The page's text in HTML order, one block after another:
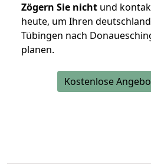
Zögern Sie nicht und
heute, um Ihren
Tübingen nach
planen.
Kostenlose